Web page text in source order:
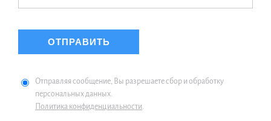
Отправляя сообщение, Вы разрешаете сбор и обработку
персональных данных.
Политика конфиденциальности.